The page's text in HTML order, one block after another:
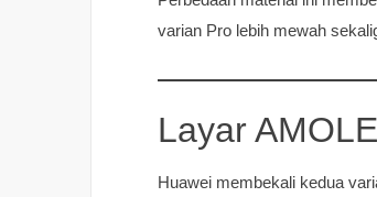
varian Pro lebih mewah
Layar
Huawei membekali kedua